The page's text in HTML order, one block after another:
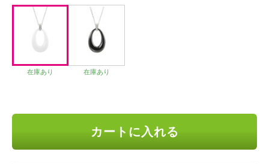
在庫あり 在庫あり
カートに入れる